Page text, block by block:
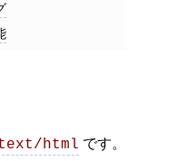
html です。